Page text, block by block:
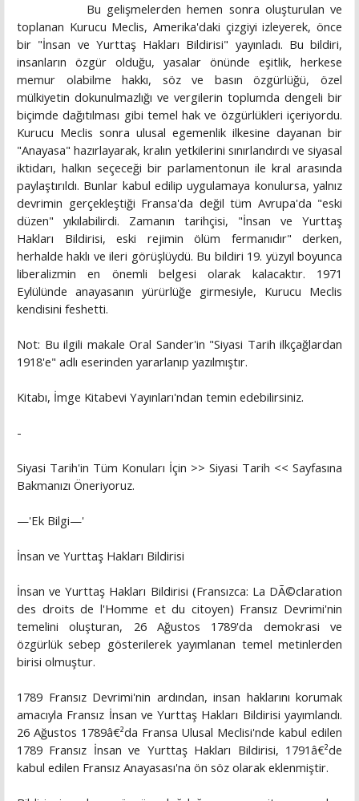
Bu gelişmelerden hemen sonra oluşturulan ve
toplanan Kurucu Meclis, Amerika'daki çizgiyi izleyerek, önce
bir "İnsan ve Yurttaş Hakları Bildirisi" yayınladı. Bu bildiri,
insanların özgür olduğu, yasalar önünde eşitlik, herkese
memur olabilme hakkı, söz ve basın özgürlüğü, özel
mülkiyetin dokunulmazlığı ve vergilerin toplumda dengeli bir
biçimde dağıtılması gibi temel hak ve özgürlükleri içeriyordu.
Kurucu Meclis sonra ulusal egemenlik ilkesine dayanan bir
"Anayasa" hazırlayarak, kralın yetkilerini sınırlandırdı ve siyasal
iktidarı, halkın seçeceği bir parlamentonun ile kral arasında
paylaştırıldı. Bunlar kabul edilip uygulamaya konulursa, yalnız
devrimin gerçekleştiği Fransa'da değil tüm Avrupa'da "eski
düzen" yıkılabilirdi. Zamanın tarihçisi, "İnsan ve Yurttaş
Hakları Bildirisi, eski rejimin ölüm fermanıdır" derken,
herhalde haklı ve ileri görüşlüydü. Bu bildiri 19. yüzyıl boyunca
liberalizmin en önemli belgesi olarak kalacaktır. 1971
Eylülünde anayasanın yürürlüğe girmesiyle, Kurucu Meclis
kendisini feshetti.
Not: Bu ilgili makale Oral Sander'in "Siyasi Tarih ilkçağlardan
1918'e" adlı eserinden yararlanıp yazılmıştır.
Kitabı, İmge Kitabevi Yayınları'ndan temin edebilirsiniz.
-
Siyasi Tarih'in Tüm Konuları İçin >> Siyasi Tarih << Sayfasına
Bakmanızı Öneriyoruz.
—'Ek Bilgi—'
İnsan ve Yurttaş Hakları Bildirisi
İnsan ve Yurttaş Hakları Bildirisi (Fransızca: La DÃ©claration
des droits de l'Homme et du citoyen) Fransız Devrimi'nin
temelini oluşturan, 26 Ağustos 1789'da demokrasi ve
özgürlük sebep gösterilerek yayımlanan temel metinlerden
birisi olmuştur.
1789 Fransız Devrimi'nin ardından, insan haklarını korumak
amacıyla Fransız İnsan ve Yurttaş Hakları Bildirisi yayımlandı.
26 Ağustos 1789â€²da Fransa Ulusal Meclisi'nde kabul edilen
1789 Fransız İnsan ve Yurttaş Hakları Bildirisi, 1791â€²de
kabul edilen Fransız Anayasası'na ön söz olarak eklenmiştir.